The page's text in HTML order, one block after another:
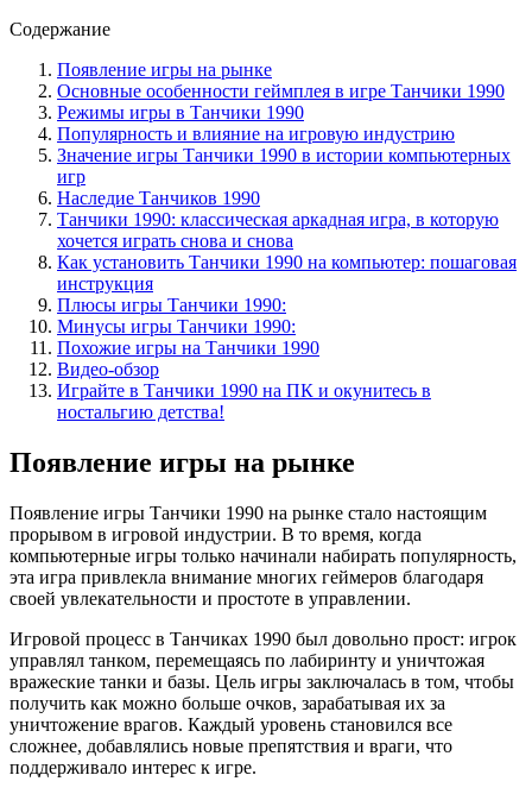
Содержание
Появление игры на рынке
Основные особенности геймплея в игре Танчики 1990
Режимы игры в Танчики 1990
Популярность и влияние на игровую индустрию
Значение игры Танчики 1990 в истории компьютерных
игр
Наследие Танчиков 1990
Танчики 1990: классическая аркадная игра, в которую
хочется играть снова и снова
Как установить Танчики 1990 на компьютер: пошаговая
инструкция
Плюсы игры Танчики 1990:
Минусы игры Танчики 1990:
Похожие игры на Танчики 1990
Видео-обзор
Играйте в Танчики 1990 на ПК и окунитесь в
ностальгию детства!
Появление игры на рынке
Появление игры Танчики 1990 на рынке стало настоящим
прорывом в игровой индустрии. В то время, когда
компьютерные игры только начинали набирать популярность,
эта игра привлекла внимание многих геймеров благодаря
своей увлекательности и простоте в управлении.
Игровой процесс в Танчиках 1990 был довольно прост: игрок
управлял танком, перемещаясь по лабиринту и уничтожая
вражеские танки и базы. Цель игры заключалась в том, чтобы
получить как можно больше очков, зарабатывая их за
уничтожение врагов. Каждый уровень становился все
сложнее, добавлялись новые препятствия и враги, что
поддерживало интерес к игре.